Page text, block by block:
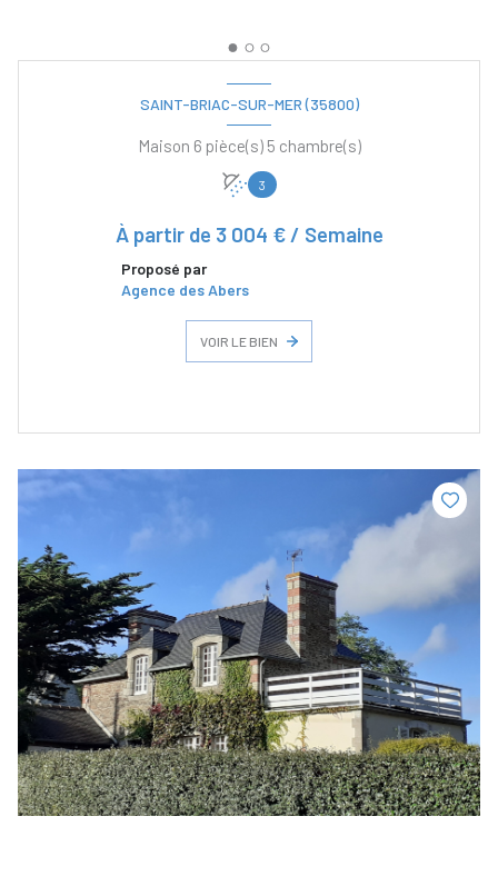
SAINT-BRIAC-SUR-MER (35800)
Maison 6 pièce(s) 5 chambre(s)
3
À partir de 3 004 € / Semaine
Proposé par
Agence des Abers
VOIR LE BIEN